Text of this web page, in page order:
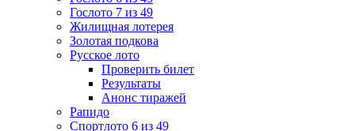
Гослото 7 из 49
Жилищная лотерея
Золотая подкова
Русское лото
Проверить билет
Результаты
Анонс тиражей
Рапидо
Спортлото 6 из 49